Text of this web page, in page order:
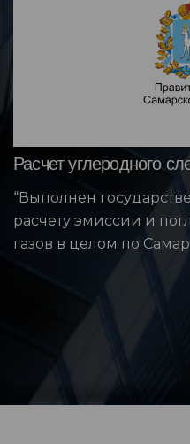
Расчет углеродного
“Выполнен
расчету эмиссии и
газов в целом по